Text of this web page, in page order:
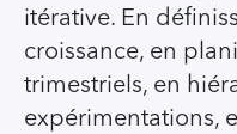
itérative. En
croissance, en
trimestriels, en
expérimentations,